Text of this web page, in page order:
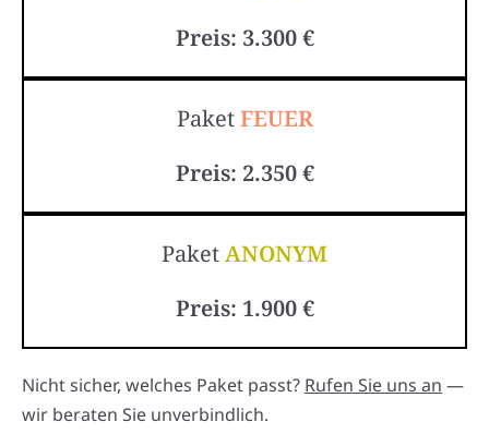
Preis: 3.300 €
PaketFEUER
Preis: 2.350 €
PaketANONYM
Preis: 1.900 €
Nicht sicher, welches Paket passt? Rufen Sie uns an —
wir beraten Sie unverbindlich.